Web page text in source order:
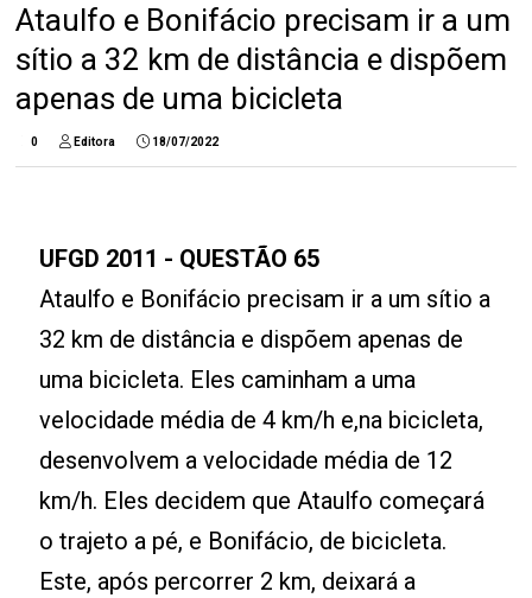
Ataulfo e Bonifácio precisam ir a um
sítio a 32 km de distância e dispõem
apenas de uma bicicleta
0 Editora 18/07/2022
UFGD 2011 - QUESTÃO 65
Ataulfo e Bonifácio precisam ir a um sítio a
32 km de distância e dispõem apenas de
uma bicicleta. Eles caminham a uma
velocidade média de 4 km/h e,na bicicleta,
desenvolvem a velocidade média de 12
km/h. Eles decidem que Ataulfo começará
o trajeto a pé, e Bonifácio, de bicicleta.
Este, após percorrer 2 km, deixará a